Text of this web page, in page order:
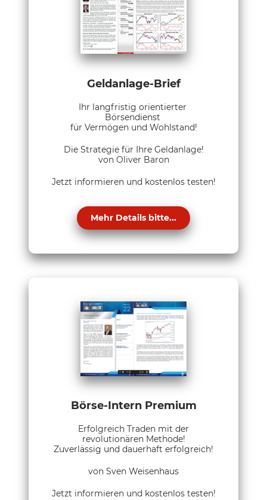
Geldanlage-Brief
Ihr langfristig orientierter
Börsendienst
für Vermögen und Wohlstand!
Die Strategie für Ihre Geldanlage!
von Oliver Baron
Jetzt informieren und kostenlos testen!
Mehr Details bitte...
Börse-Intern Premium
Erfolgreich Traden mit der
revolutionären Methode!
Zuverlässig und dauerhaft erfolgreich!
von Sven Weisenhaus
Jetzt informieren und kostenlos testen!